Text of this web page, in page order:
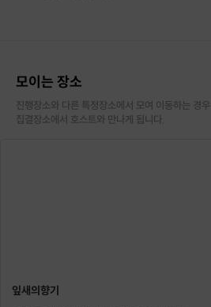
모이는 장소
진행장소와 다른 특정장소에서 모여 이동하는 경우
집결장소에서 호스트와 만나게 됩니다.
잎새의향기